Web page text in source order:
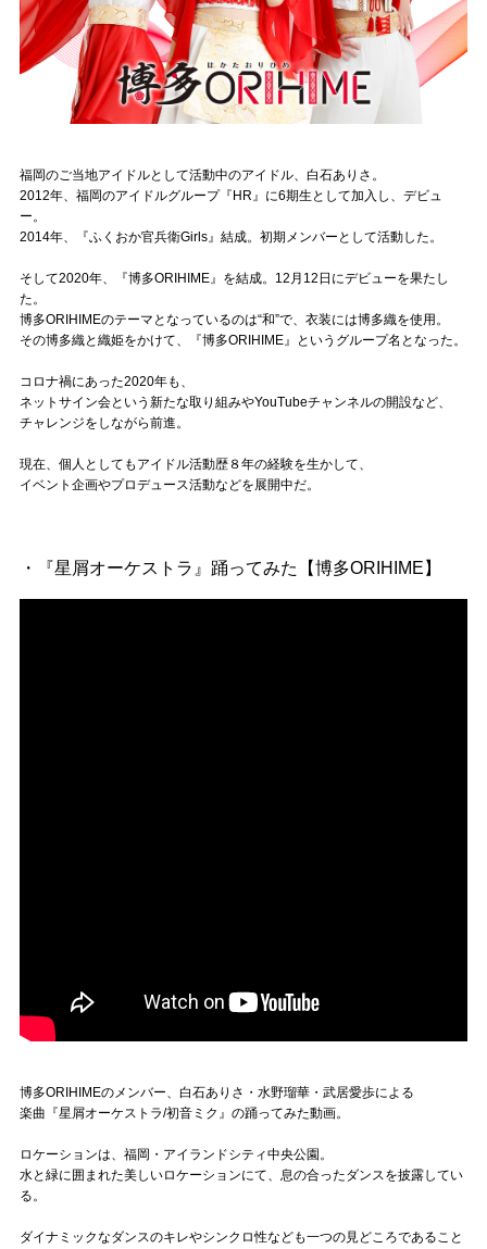
muevoクラウドファンディング
muevoコミュニティ
ぶいクラ！by muevo
ぶいマガ！ by muevo
Follow us
Official SNS
福岡のご当地アイドルとして活動中のアイドル、白石ありさ。
2012年、福岡のアイドルグループ『HR』に6期生として加入し、デビュ
ー。
2014年、『ふくおか官兵衛Girls』結成。初期メンバーとして活動した。
そして2020年、『博多ORIHIME』を結成。12月12日にデビューを果たし
た。
博多ORIHIMEのテーマとなっているのは“和”で、衣装には博多織を使用。
その博多織と織姫をかけて、『博多ORIHIME』というグループ名となった。
コロナ禍にあった2020年も、
ネットサイン会という新たな取り組みやYouTubeチャンネルの開設など、
チャレンジをしながら前進。
現在、個人としてもアイドル活動歴８年の経験を生かして、
イベント企画やプロデュース活動などを展開中だ。
・『星屑オーケストラ』踊ってみた【博多ORIHIME】
博多ORIHIMEのメンバー、白石ありさ・水野瑠華・武居愛歩による
楽曲『星屑オーケストラ/初音ミク』の踊ってみた動画。
ロケーションは、福岡・アイランドシティ中央公園。
水と緑に囲まれた美しいロケーションにて、息の合ったダンスを披露してい
る。
ダイナミックなダンスのキレやシンクロ性なども一つの見どころであること